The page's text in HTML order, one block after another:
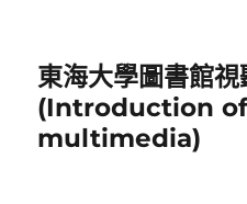
東海大學圖書館
(Introduction
multimedia)